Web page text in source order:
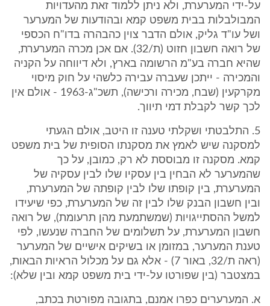
על-ידי המערערת, ולא ניתן ללמוד זאת מהעדויות
המבולבלות בבית משפט קמא ובהודעות של המערער
ושל עו"ד גליק, אולם הדבר צוין כהבהרה בדו"ח הכספי
של רואה חשבון חזוט (ת/32). אם אכן מכרה המערערת,
שהיא חברה בע"מ הרשומה בארץ, ולא דיווחה על הקניה
והמכירה - ייתכן שעברה עבירה כלשהי על חוק מיסוי
מקרקעין (שבח, מכירה ורכישה), תשכ"ג-1963 - אולם אין
לכך קשר לקבלת דמי תיווך.
5. התלבטתי ושקלתי טענה זו היטב, אולם הגעתי
למסקנה שיש לאמץ את מסקנתו הסופית של בית משפט
קמא. מסקנה זו מבוססת לא רק, כמובן, על כך
שהמערער לא הבחין בין עסקיו שלו לבין עסקיה של
המערערת, בין קופתו שלו לבין קופתה של המערערת,
ובין חשבון הבנק שלו לבין זה של המערערת, כפי שיעידו
למשל ההסתייגויות (שמשתמעת מהן תרעומת), של רואה
חשבון המערערת, על תשלומים של החברה שנעשו, לפי
טענת המערער, במזומן או בשיקים אישיים של המערער
(ראה ת/32, באור 7) - אלא גם על מכלול הראיות הבאות,
במצטבר (בין שפורטו על-ידי בית משפט קמא ובין שלא):
א. המערערים כפרו אמנם, בתגובה מפורטת בכתב,